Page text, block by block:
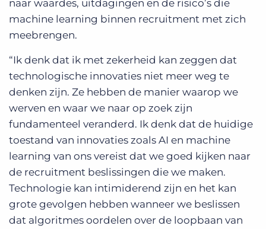
naar waardes, uitdagingen en de risico’s die
machine learning binnen recruitment met zich
meebrengen.
“Ik denk dat ik met zekerheid kan zeggen dat
technologische innovaties niet meer weg te
denken zijn. Ze hebben de manier waarop we
werven en waar we naar op zoek zijn
fundamenteel veranderd. Ik denk dat de huidige
toestand van innovaties zoals AI en machine
learning van ons vereist dat we goed kijken naar
de recruitment beslissingen die we maken.
Technologie kan intimiderend zijn en het kan
grote gevolgen hebben wanneer we beslissen
dat algoritmes oordelen over de loopbaan van